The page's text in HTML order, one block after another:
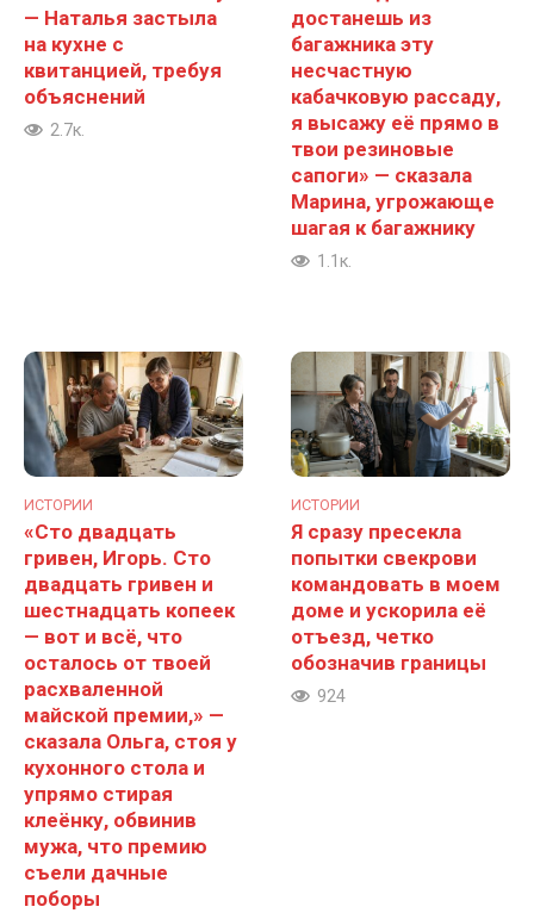
— Наталья застыла
на кухне с
квитанцией, требуя
объяснений
2.7к.
достанешь из
багажника эту
несчастную
кабачковую рассаду,
я высажу её прямо в
твои резиновые
сапоги» — сказала
Марина, угрожающе
шагая к багажнику
1.1к.
ИСТОРИИ
«Сто двадцать
гривен, Игорь. Сто
двадцать гривен и
шестнадцать копеек
— вот и всё, что
осталось от твоей
расхваленной
майской премии,» —
сказала Ольга, стоя у
кухонного стола и
упрямо стирая
клеёнку, обвинив
мужа, что премию
съели дачные
поборы
ИСТОРИИ
Я сразу пресекла
попытки свекрови
командовать в моем
доме и ускорила её
отъезд, четко
обозначив границы
924